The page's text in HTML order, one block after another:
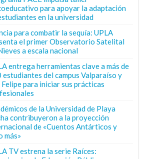
para apoyar la adaptación
en la universidad
para combatir la sequía: UPLA
el primer Observatorio Satelital
a escala nacional
entrega herramientas clave a más de
estudiantes del campus Valparaíso y
Felipe para iniciar sus prácticas
de la Universidad de Playa
contribuyeron a la proyección
de «Cuentos Antárticos y
más»
TV estrena la serie Raíces: